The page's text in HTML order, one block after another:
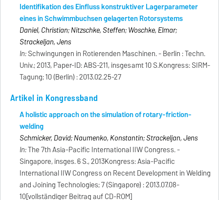
Identifikation des Einfluss konstruktiver Lagerparameter
eines in Schwimmbuchsen gelagerten Rotorsystems
Daniel, Christian; Nitzschke, Steffen; Woschke, Elmar;
Strackeljan, Jens
In:Schwingungen in Rotierenden Maschinen. - Berlin : Techn.
Univ.; 2013, Paper-ID: ABS-211, insgesamt 10 S.Kongress: SIRM-
Tagung; 10 (Berlin) : 2013.02.25-27
Artikel in Kongressband
A holistic approach on the simulation of rotary-friction-
welding
Schmicker, David; Naumenko, Konstantin; Strackeljan, Jens
In:The 7th Asia-Pacific International IIW Congress. -
Singapore, insges. 6 S., 2013Kongress: Asia-Pacific
International IIW Congress on Recent Development in Welding
and Joining Technologies; 7 (Singapore) : 2013.07.08-
10[vollständiger Beitrag auf CD-ROM]